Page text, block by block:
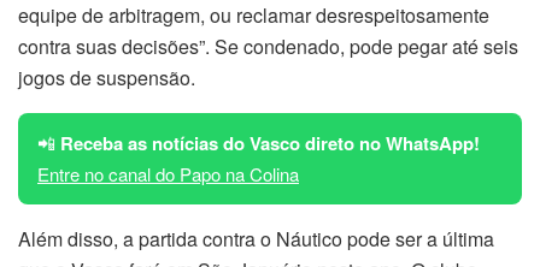
equipe de arbitragem, ou reclamar desrespeitosamente
contra suas decisões”. Se condenado, pode pegar até seis
jogos de suspensão.
📲 Receba as notícias do Vasco direto no WhatsApp!
Entre no canal do Papo na Colina
Além disso, a partida contra o Náutico pode ser a última